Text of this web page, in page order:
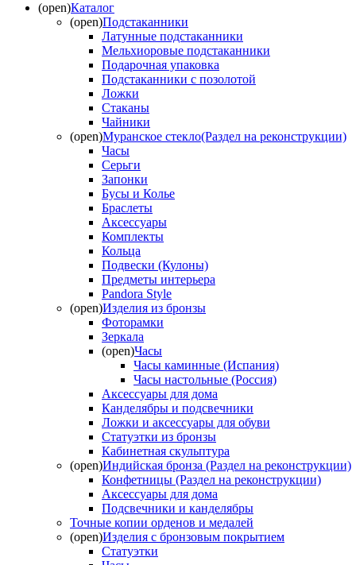
(open)Каталог
(open)Подстаканники
Латунные подстаканники
Мельхиоровые подстаканники
Подарочная упаковка
Подстаканники с позолотой
Ложки
Стаканы
Чайники
(open)Муранское стекло(Раздел на реконструкции)
Часы
Серьги
Запонки
Бусы и Колье
Браслеты
Аксессуары
Комплекты
Кольца
Подвески (Кулоны)
Предметы интерьера
Pandora Style
(open)Изделия из бронзы
Фоторамки
Зеркала
(open)Часы
Часы каминные (Испания)
Часы настольные (Россия)
Аксессуары для дома
Канделябры и подсвечники
Ложки и аксессуары для обуви
Статуэтки из бронзы
Кабинетная скульптура
(open)Индийская бронза (Раздел на реконструкции)
Конфетницы (Раздел на реконструкции)
Аксессуары для дома
Подсвечники и канделябры
Точные копии орденов и медалей
(open)Изделия с бронзовым покрытием
Статуэтки